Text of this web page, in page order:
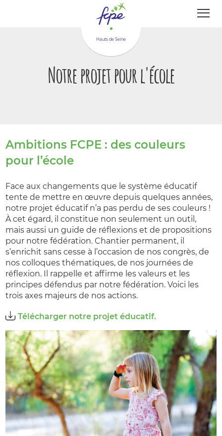
Hauts de Seine
Notre projet pour l'école
Ambitions FCPE : des couleurs
pour l’école
Face aux changements que le système éducatif
tente de mettre en œuvre depuis quelques années,
notre projet éducatif n’a pas perdu de ses couleurs !
À cet égard, il constitue non seulement un outil,
mais aussi un guide de réflexions et de propositions
pour notre fédération. Chantier permanent, il
s’enrichit sans cesse à l’occasion de nos congrès, de
nos colloques thématiques, de nos journées de
réflexion. Il rappelle et affirme les valeurs et les
principes défendus par notre fédération. Voici les
trois axes majeurs de nos actions.
Télécharger notre projet éducatif.
Panneau de gestion des cookies